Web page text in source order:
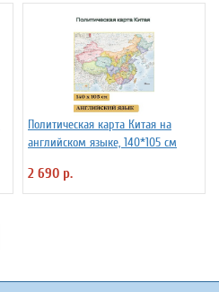
Политическая карта Китая на
английском языке, 140*105 см
2 690 р.